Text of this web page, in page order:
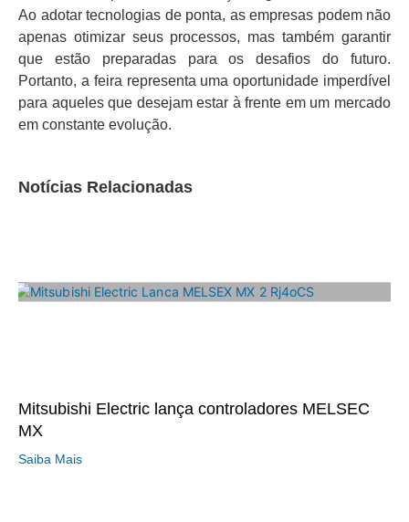
Ao adotar tecnologias de ponta, as empresas podem não
apenas otimizar seus processos, mas também garantir
que estão preparadas para os desafios do futuro.
Portanto, a feira representa uma oportunidade imperdível
para aqueles que desejam estar à frente em um mercado
em constante evolução.
Notícias Relacionadas
Mitsubishi Electric lança controladores MELSEC
MX
Saiba Mais